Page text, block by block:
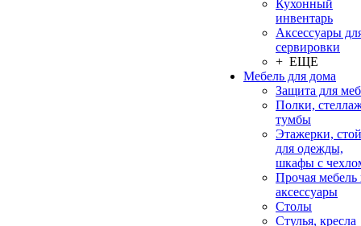
Кухонный
инвентарь
Аксессуары
сервировки
+ ЕЩЕ
Мебель для дома
Защита для
Полки,
тумбы
Этажерки,
для одежды,
шкафы с
Прочая мебель
аксессуары
Столы
Стулья, кресла